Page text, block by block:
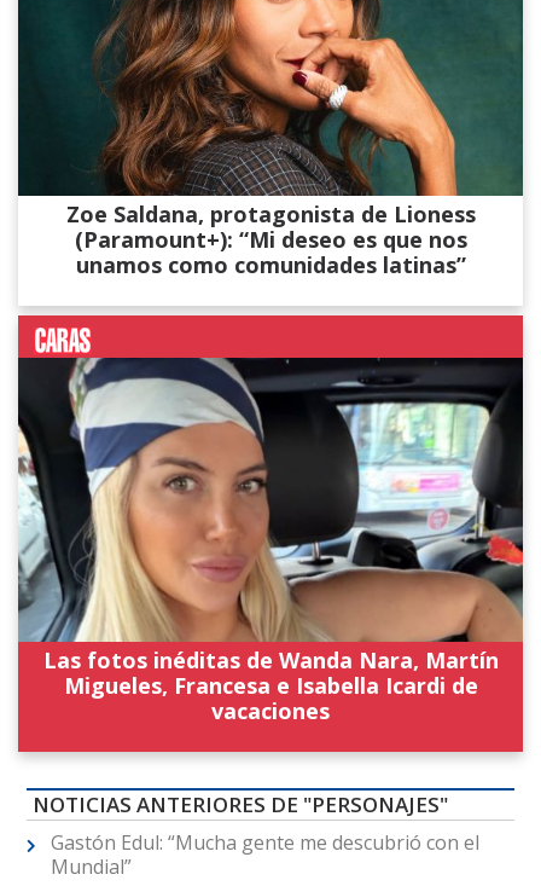
Zoe Saldana, protagonista de Lioness
(Paramount+): “Mi deseo es que nos
unamos como comunidades latinas”
Las fotos inéditas de Wanda Nara, Martín
Migueles, Francesa e Isabella Icardi de
vacaciones
NOTICIAS ANTERIORES DE "PERSONAJES"
Gastón Edul: “Mucha gente me descubrió con el
Mundial”